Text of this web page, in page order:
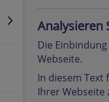
Analysieren
Die
Webseite.
In diesem Text
Ihrer Webseite